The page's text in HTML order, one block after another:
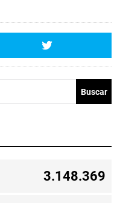
3.148.369